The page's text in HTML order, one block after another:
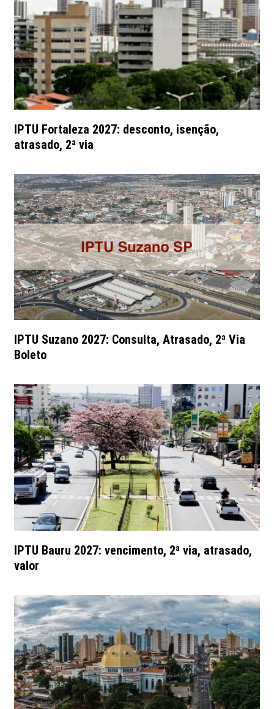
IPTU Fortaleza 2027: desconto, isenção,
atrasado, 2ª via
IPTU Suzano 2027: Consulta, Atrasado, 2ª Via
Boleto
IPTU Bauru 2027: vencimento, 2ª via, atrasado,
valor